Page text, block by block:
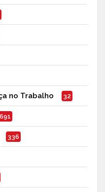
no Trabalho 32
691
336